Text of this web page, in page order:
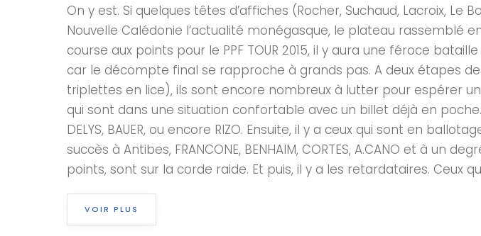
On y est. Si quelques têtes d’affiches (Rocher, Suchaud, Lacroix,
Nouvelle Calédonie l’actualité monégasque, le plateau rassemblé
course aux points pour le PPF TOUR 2015, il y aura une féroce
car le décompte final se rapproche à grands pas. A deux étapes
triplettes en lice), ils sont encore nombreux à lutter pour espérer
qui sont dans une situation confortable avec un billet déjà en poche.
DELYS, BAUER, ou encore RIZO. Ensuite, il y a ceux qui sont en
succès à Antibes, FRANCONE, BENHAIM, CORTES, A.CANO et à un
points, sont sur la corde raide. Et puis, il y a les retardataires. Ceux
VOIR PLUS